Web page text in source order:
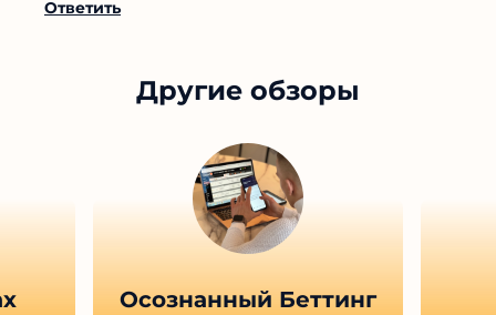
Ответить
Другие обзоры
Осознанный Беттинг